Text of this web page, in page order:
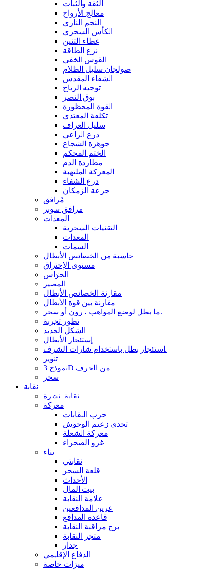
الثقة والثبات
معالج الأرواح
النجم الناري
الكأس السحري
غطاء التنين
نزع الطاقة
القوس الخفي
صولجان سليل الظلام
الشفاء المقدس
توجيه الرياح
بوق النصر
القوة المحظورة
تكلفة المعتدي
سليل العراف
درع الراعي
جوهرة الشجاع
الختم المحكم
مطاردة الدم
المعركة الملتهبة
درع الشفاء
جرعة الزمكان
مُرافق
مرافق سوبر
المعدات
التقنيات السحرية
المعدات
السمات
حاسبة من الخصائص الأبطال
مستوى الإختراق
الحرَاس
المصير
مقارنة الخصائص الأبطال
مقارنة بين قوة الأبطال
ما بطل لوضع المواهب ، رون أو سحر.
تطور تجربة
الشكل الجديد
إستئجار الأبطال
استئجار بطل باستخدام شارات الشرف.
تنوير
نموذج 3D من الحرف
سحر
نقابة
نقابة. نشرة
معركة
حرب النقابات
تحدي زعيم الوحوش
معركة الشعلة
غزو الصحراء
بناء
نقابتي
قلعة السحر
الأحداث
بيت المال
علامة النقابة
عرين المدافعين
قاعدة المدافع
برج مراقبة النقابة
متجر النقابة
جدار
الدفاع الإقليمي
ميزات خاصة